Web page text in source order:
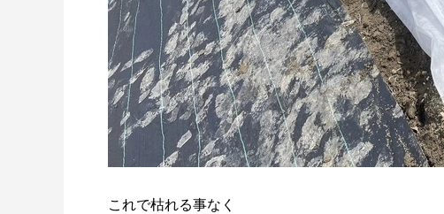
これで枯れる事なく